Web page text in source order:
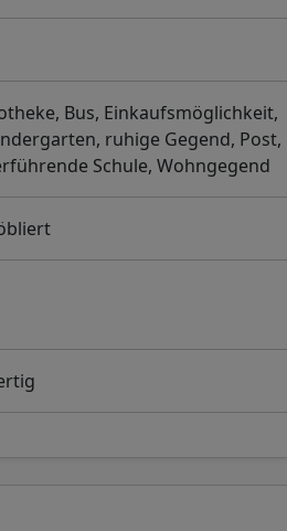
Bus, Einkaufsmöglichkeit,
ruhige Gegend, Post,
Schule, Wohngegend